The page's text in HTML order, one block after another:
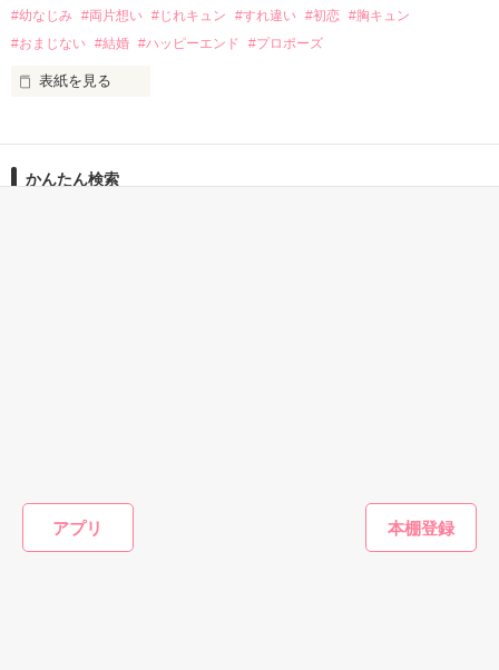
アプリ
｢あんたなんか産まなきゃ良かった｣
『産まれてきてくれてありがとう』
『"愛してるよ"』
#幼なじみ #両片想い #じれキュン #すれ違い #初恋 #胸キュン
#おまじない #結婚 #ハッピーエンド #プロポーズ
表紙を見る
かんたん検索
たら氷の御曹司に
永久就職⁉〜お見
麻薬のような愛だ
します
は極上